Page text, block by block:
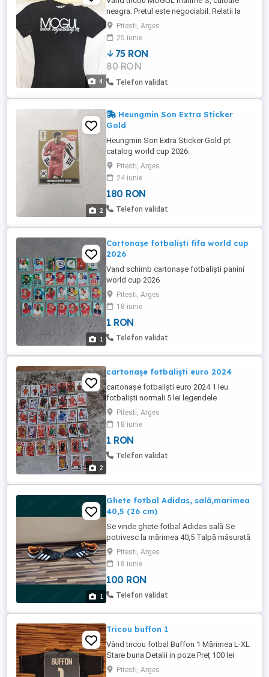
4
neagra. Pretul este negociabil. Relatii la
telefonul din anunt.
Pitesti, Arges
25 iunie
75 RON
80 RON
Telefon validat
2
Heungmin Son Extra Sticker
Gold
Heungmin Son Extra Sticker Gold pt
catalog world cup 2026.
Pitesti, Arges
24 iunie
180 RON
Telefon validat
1
Cartonașe fotbaliști fifa world cup
2026
Vand schimb cartonașe fotbaliști panini
world cup 2026
Pitesti, Arges
18 iunie
1 RON
Telefon validat
2
cartonașe fotbaliști euro 2024
cartonașe fotbaliști euro 2024 1 leu
fotbaliști normali 5 lei legendele
Pitesti, Arges
18 iunie
1 RON
Telefon validat
1
Ghete fotbal Adidas, sală,marimea
40,5 (26 cm)
Se vinde ghete fotbal Adidas sală Se
potrivesc la mărimea 40,5 Talpă măsurată
interior 26 cm Stare buna Detalii in poze
Preț fix 100 lei
Pitesti, Arges
18 iunie
100 RON
Telefon validat
Tricou buffon 1
Vând tricou fotbal Buffon 1 Mărimea L-XL
Stare buna Detalii in poze Preț 100 lei
redus de la 199 lei
Pitesti, Arges